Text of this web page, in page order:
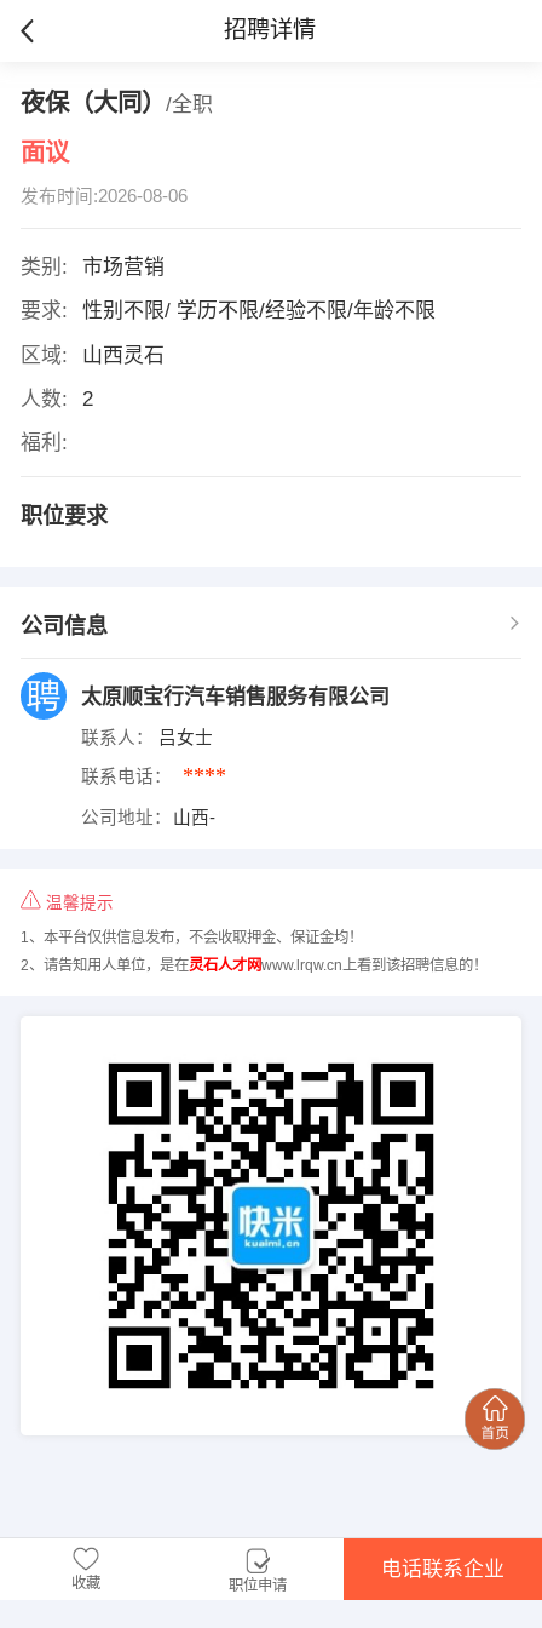
招聘详情
夜保（大同） /全职
面议
发布时间:2026-08-06
类别:
市场营销
要求:
性别不限/ 学历不限/经验不限/年龄不限
区域:
山西灵石
人数:
2
福利:
职位要求
公司信息
太原顺宝行汽车销售服务有限公司
联系人： 吕女士
联系电话： ****
公司地址： 山西-
温馨提示
1、本平台仅供信息发布，不会收取押金、保证金均！
2、请告知用人单位，是在灵石人才网www.lrqw.cn上看到该招聘信息的！
收藏 职位申请
电话联系企业